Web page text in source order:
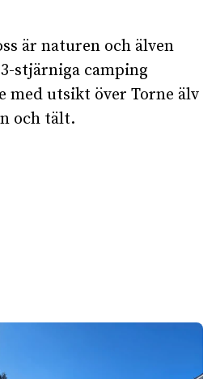
är naturen och älven
stjärniga camping
med utsikt över Torne älv
och tält.